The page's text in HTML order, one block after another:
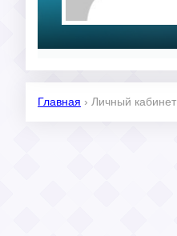
Главная › Личный кабинет